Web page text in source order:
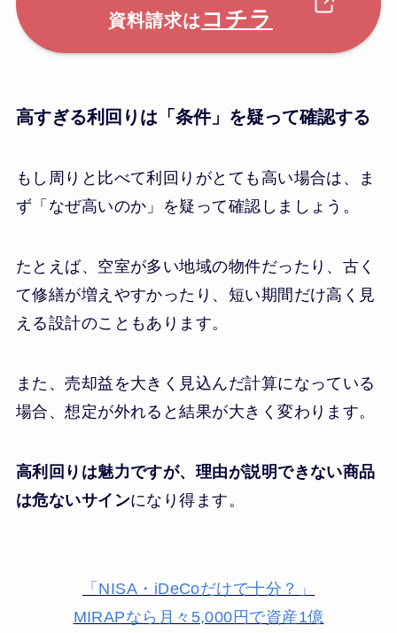
資料請求は コチラ
高すぎる利回りは「条件」を疑って確認する
もし周りと比べて利回りがとても高い場合は、ま
ず「なぜ高いのか」を疑って確認しましょう。
たとえば、空室が多い地域の物件だったり、古く
て修繕が増えやすかったり、短い期間だけ高く見
える設計のこともあります。
また、売却益を大きく見込んだ計算になっている
場合、想定が外れると結果が大きく変わります。
高利回りは魅力ですが、理由が説明できない商品
は危ないサインになり得ます。
「NISA・iDeCoだけで十分？」
MIRAPなら月々5,000円で資産1億